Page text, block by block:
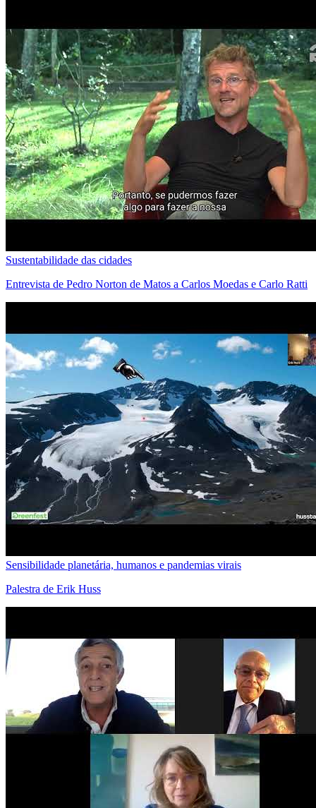
Sustentabilidade das cidades
Entrevista de Pedro Norton de Matos a Carlos Moedas e Carlo Ratti
Sensibilidade planetária, humanos e pandemias virais
Palestra de Erik Huss